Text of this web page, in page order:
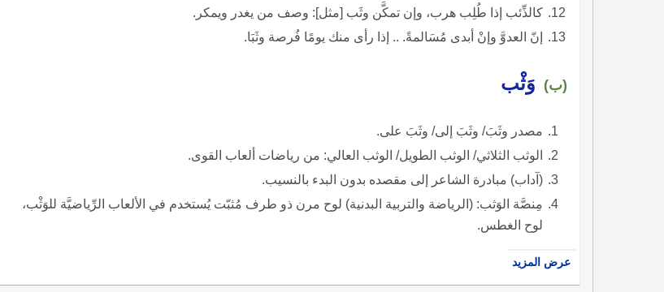
كالذِّئب إذا طُلِب هرب، وإن تمكَّن وثَب [مثل]: وصف من يغدر ويمكر.
إنّ العدوَّ وإنْ أبدى مُسَالمةً. .. إذا رأى منك يومًا فُرصة وثَبَا.
(ب) وَثْب
مصدر وثَبَ/ وثَبَ إلى/ وثَبَ على.
الوثب الثلاثي/ الوثب الطويل/ الوثب العالي: من رياضات ألعاب القوى.
(آداب) مبادرة الشاعر إلى مقصده بدون البدء بالنسيب.
مِنصَّة الوَثب: (الرياضة والتربية البدنية) لوح مرن ذو طرف مُثبّت يُستخدم في الألعاب الرِّياضيَّة للوَثْب،
لوح الغطس.
عرض المزيد